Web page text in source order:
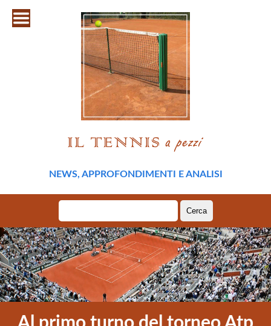
NEWS, APPROFONDIMENTI E ANALISI
per: